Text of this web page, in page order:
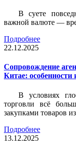
В суете
важной валюте —
Подробнее
22.12.2025
Сопровождение
Китае:
В условиях
торговли всё
закупками товаров
Подробнее
13.12.2025